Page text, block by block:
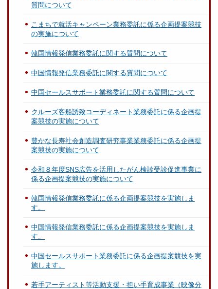
質問について
こまちで就活キャンペーン業務委託に係る企画提案競技
の実施について
韓国情報発信業務委託に関する質問について
中国情報発信業務委託に関する質問について
中国セールスサポート業務委託に関する質問について
クルーズ客船誘致コーディネート業務委託に係る企画提
案競技の実施について
豊かな長寿社会創造調査研究事業業務委託に係る企画提
案競技の実施について
令和８年度SNS広告を活用したがん検診受診促進事業に
係る企画提案競技の実施について
韓国情報発信業務委託に係る企画提案競技を実施しま
す。
中国情報発信業務委託に係る企画提案競技を実施しま
す。
中国セールスサポート業務委託に係る企画提案競技を実
施します。
若手アーティスト等活動支援・担い手育成事業（映像分